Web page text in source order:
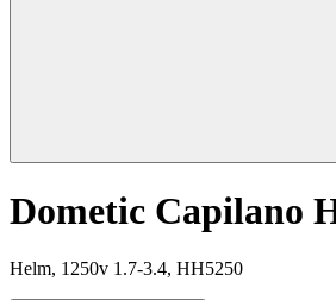
Dometic Capilano
Helm, 1250v 1.7-3.4, HH5250